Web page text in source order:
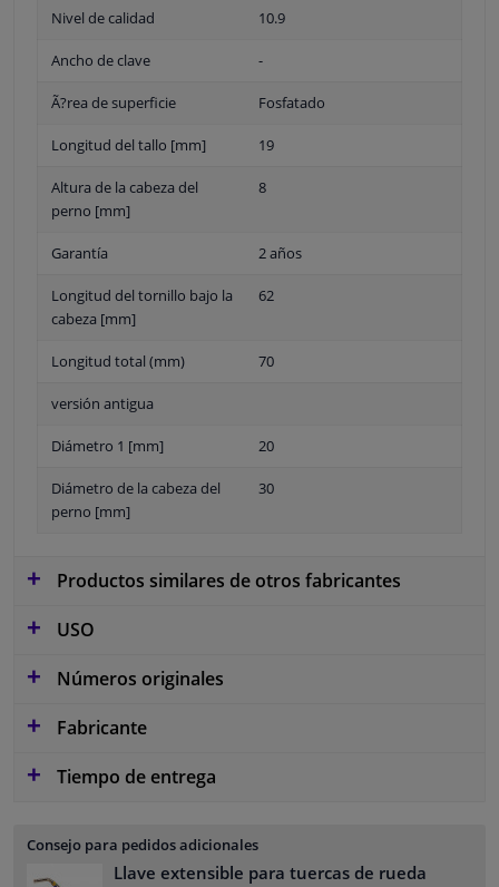
Nivel de calidad 10.9
Ancho de clave -
Ã?rea de superficie Fosfatado
Longitud del tallo [mm] 19
Altura de la cabeza del
perno [mm]
8
Garantía 2 años
Longitud del tornillo bajo la
cabeza [mm]
62
Longitud total (mm) 70
versión antigua
Diámetro 1 [mm] 20
Diámetro de la cabeza del
perno [mm]
30
Productos similares de otros fabricantes
USO
Números originales
Fabricante
Tiempo de entrega
Consejo para pedidos adicionales
Llave extensible para tuercas de rueda